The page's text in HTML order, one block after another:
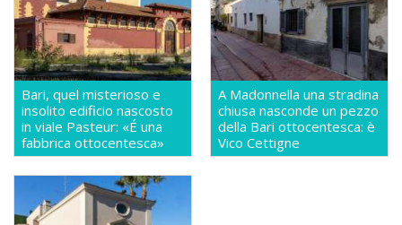
Bari, quel misterioso e
insolito edificio nascosto
in viale Pasteur: «É una
fabbrica ottocentesca»
A Madonnella una stradina
chiusa nasconde un pezzo
della Bari ottocentesca: è
Vico Cettigne